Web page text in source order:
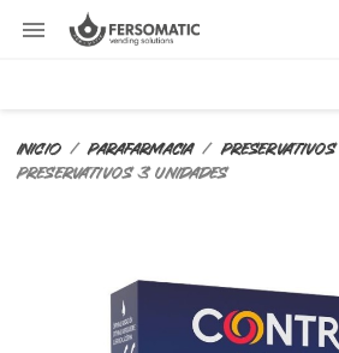

Inicio PARAFARMACIA PRESERVATIVOS
PRESERVATIVOS 3 UNIDADES